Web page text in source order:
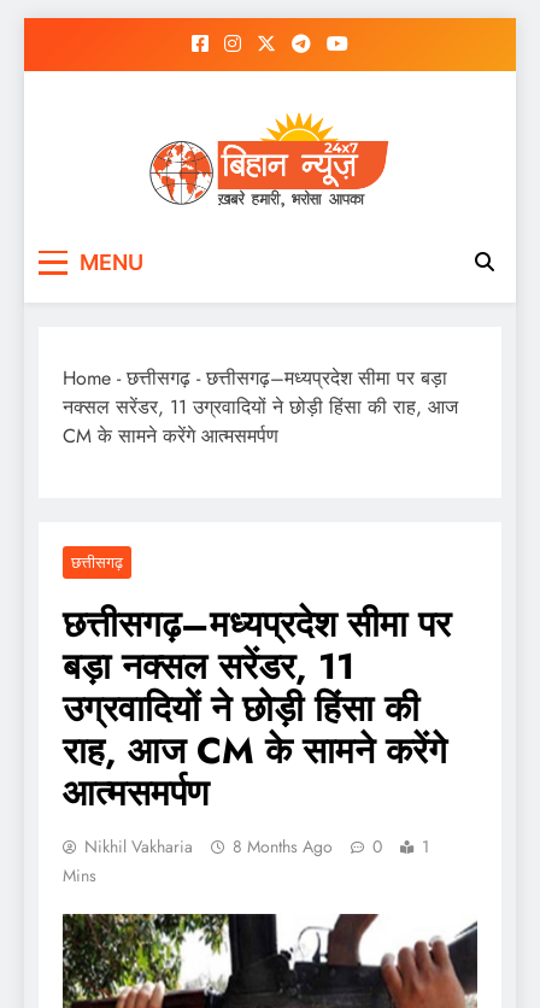
MENU
Home -छत्तीसगढ़ -छत्तीसगढ़–मध्यप्रदेश सीमा पर बड़ा
नक्सल सरेंडर, 11 उग्रवादियों ने छोड़ी हिंसा की राह, आज
CM के सामने करेंगे आत्मसमर्पण
छत्तीसगढ़
छत्तीसगढ़–मध्यप्रदेश सीमा पर
बड़ा नक्सल सरेंडर, 11
उग्रवादियों ने छोड़ी हिंसा की
राह, आज CM के सामने करेंगे
आत्मसमर्पण
Nikhil Vakharia 8 Months Ago 0
1
Mins